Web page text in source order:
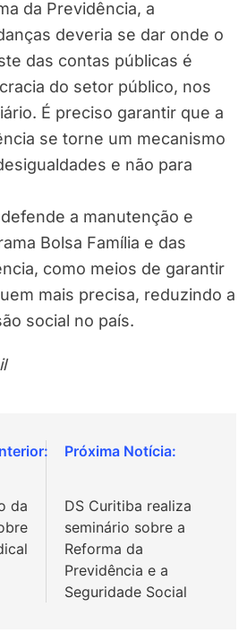
da Previdência, a
deveria se dar onde o
das contas públicas é
do setor público, nos
É preciso garantir que a
se torne um mecanismo
e não para
a manutenção e
Bolsa Família e das
como meios de garantir
mais precisa, reduzindo a
social no país.
da
DS Curitiba realiza
seminário sobre a
Reforma da
Previdência e a
Seguridade Social